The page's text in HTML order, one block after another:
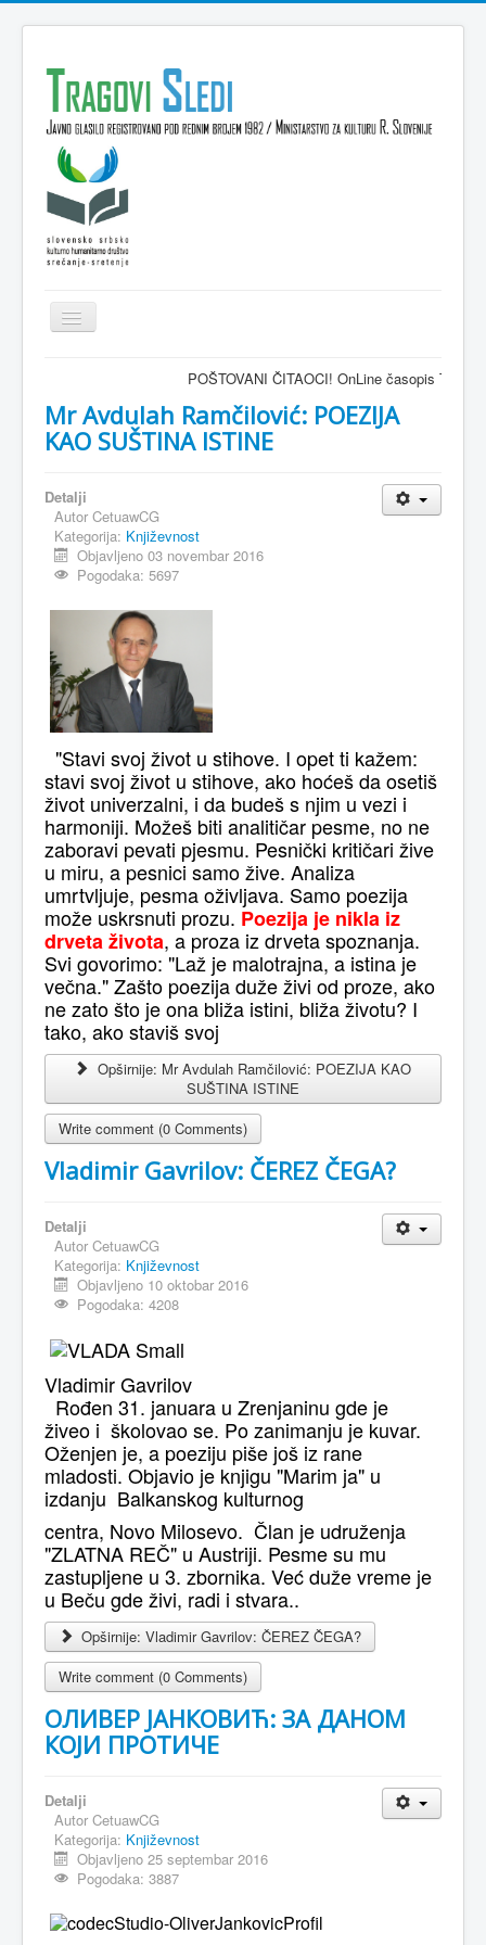
Isključi
navigaciju
VESTI
KULTURA
MAGAZIN
FELJTON
PISMA ČITALACA
IMPRESUM
POŠTOVANI ČITAOCI! OnLine časopis
Mr Avdulah Ramčilović: POEZIJA
KAO SUŠTINA ISTINE
Detalji
Autor CetuawCG
Kategorija: Književnost
Objavljeno 03 novembar 2016
Pogodaka: 5697
"Stavi svoj život u stihove. I opet ti kažem:
stavi svoj život u stihove, ako hoćeš da osetiš
život univerzalni, i da budeš s njim u vezi i
harmoniji. Možeš biti analitičar pesme, no ne
zaboravi pevati pjesmu. Pesnički kritičari žive
u miru, a pesnici samo žive. Analiza
umrtvljuje, pesma oživljava. Samo poezija
može uskrsnuti prozu. Poezija je nikla iz
drveta života, a proza iz drveta spoznanja.
Svi govorimo: "Laž je malotrajna, a istina je
večna." Zašto poezija duže živi od proze, ako
ne zato što je ona bliža istini, bliža životu? I
tako, ako staviš svoj
Opširnije: Mr Avdulah Ramčilović: POEZIJA KAO
SUŠTINA ISTINE
Write comment (0 Comments)
Vladimir Gavrilov: ČEREZ ČEGA?
Detalji
Autor CetuawCG
Kategorija: Književnost
Objavljeno 10 oktobar 2016
Pogodaka: 4208
Vladimir Gavrilov
Rođen 31. januara u Zrenjaninu gde je
živeo i školovao se. Po zanimanju je kuvar.
Oženjen je, a poeziju piše još iz rane
mladosti. Objavio je knjigu "Marim ja" u
izdanju Balkanskog kulturnog
centra, Novo Milosevo. Član je udruženja
"ZLATNA REČ" u Austriji. Pesme su mu
zastupljene u 3. zbornika. Već duže vreme je
u Beču gde živi, radi i stvara..
Opširnije: Vladimir Gavrilov: ČEREZ ČEGA?
Write comment (0 Comments)
ОЛИВЕР ЈАНКОВИЋ: ЗА ДАНОМ
КОЈИ ПРОТИЧЕ
Detalji
Autor CetuawCG
Kategorija: Književnost
Objavljeno 25 septembar 2016
Pogodaka: 3887